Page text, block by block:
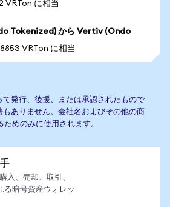
VRTon に相当
Tokenized) から Vertiv (Ondo
VRTon に相当
発行、後援、または承認されたもので
ありません。会社名およびその他の商
めのみに使用されます。
入、売却、取引、
る暗号資産ウォレッ